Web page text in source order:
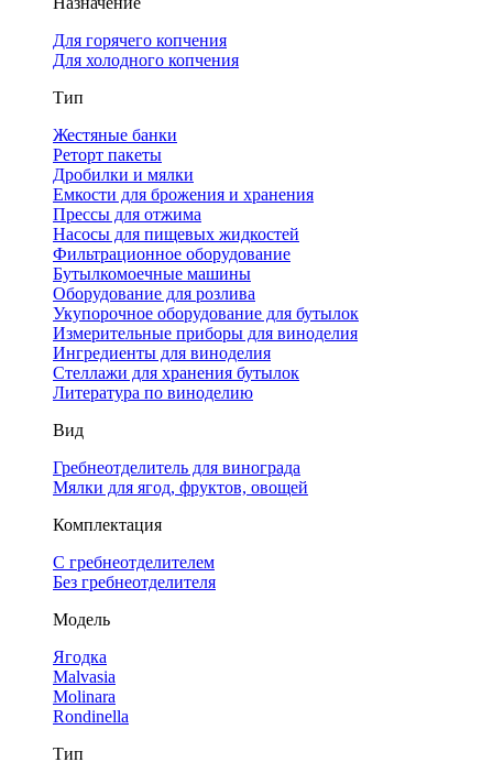
Для горячего копчения
Для холодного копчения
Тип
Жестяные банки
Реторт пакеты
Дробилки и мялки
Емкости для брожения и хранения
Прессы для отжима
Насосы для пищевых жидкостей
Фильтрационное оборудование
Бутылкомоечные машины
Оборудование для розлива
Укупорочное оборудование для бутылок
Измерительные приборы для виноделия
Ингредиенты для виноделия
Стеллажи для хранения бутылок
Литература по виноделию
Вид
Гребнеотделитель для винограда
Мялки для ягод, фруктов, овощей
Комплектация
С гребнеотделителем
Без гребнеотделителя
Модель
Ягодка
Malvasia
Molinara
Rondinella
Тип